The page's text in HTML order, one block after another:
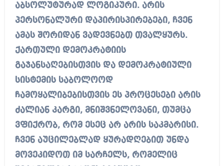
აბსოლუტურად ლოგიკური. არის
პერსონალური დაპირისპირებები, ჩვენ
ამას შორიდან ვადევნებთ თვალყურს.
ქართული დემოკრატიის
გაჯანსაღებისთვის და დემოკრატიული
სისტემის საბოლოოდ
ჩამოყალიბებისთვის ეს პროცესები არის
ძალიან კარგი, მნიშვნელოვანი, თუმცა
ვფიქრობ, რომ ესეც არ არის საკმარისი.
ჩვენ აუცილებლად ყურადღებით უნდა
მოვეკიდოთ იმ სარჩელს, რომელიც